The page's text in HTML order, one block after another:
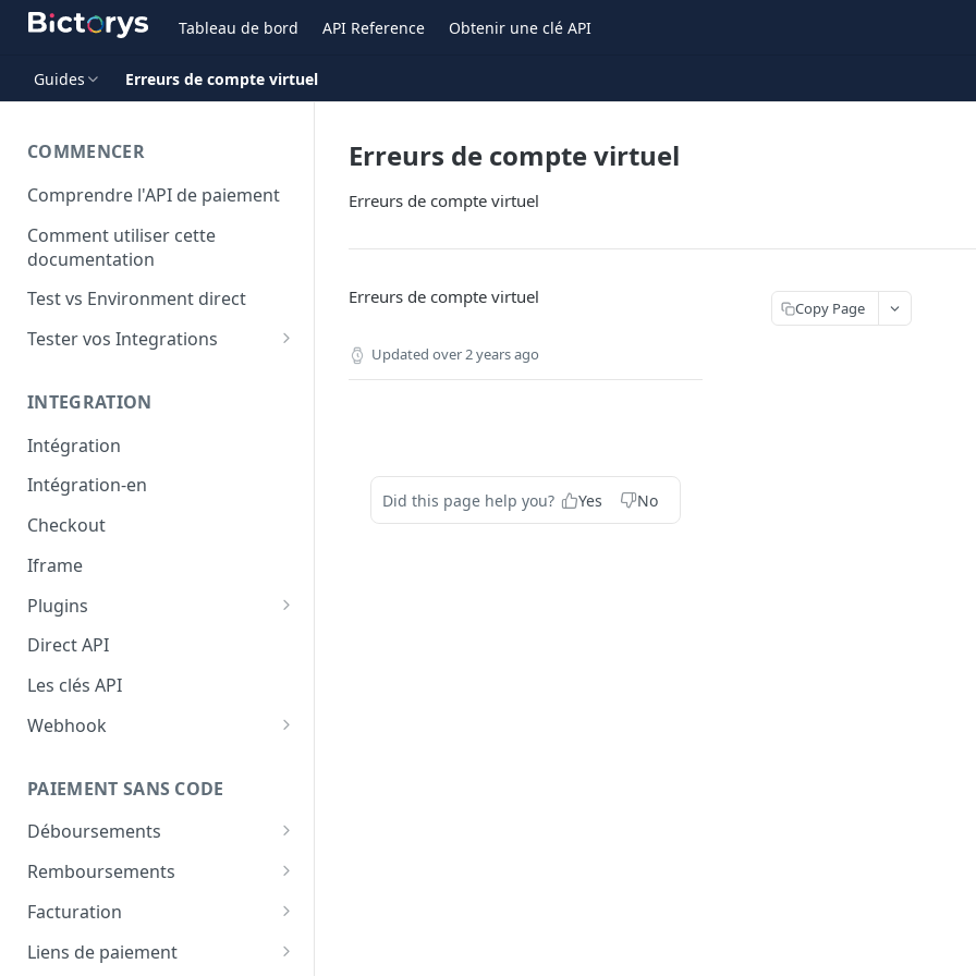
Tableau de bord API Reference Obtenir une clé API
Guides Erreurs de compte virtuel
COMMENCER
Comprendre l'API de paiement
Comment utiliser cette
documentation
Test vs Environment direct
Tester vos Integrations
Test Mobile Money
INTEGRATION
Intégration
Intégration-en
Checkout
Iframe
Plugins
Woocommerce
Intégration Shopify — Bictorys
Direct API
Les clés API
Webhook
Comment valider les
webhooks
PAIEMENT SANS CODE
Déboursements
Aperçu
Comment effectuer un
Remboursements
Aperçu
Comment effectuer un
remboursement
Facturation
Créer une facture
Liens de paiement
Erreurs de compte virtuel
Erreurs de compte virtuel
Erreurs de compte virtuel
Updated over 2 years ago
Did this page help you? Yes No
Copy Page